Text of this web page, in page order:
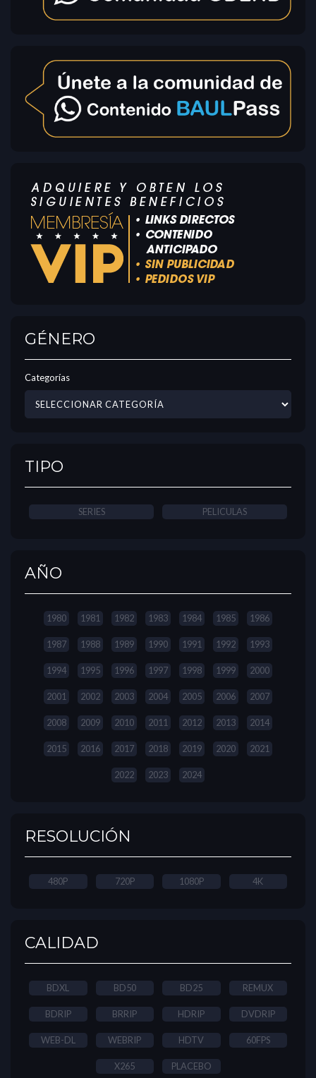
GÉNERO
Categorías
TIPO
SERIES PELICULAS
AÑO
1980 1981 1982 1983 1984 1985 1986
1987 1988 1989 1990 1991 1992 1993
1994 1995 1996 1997 1998 1999 2000
2001 2002 2003 2004 2005 2006 2007
2008 2009 2010 2011 2012 2013 2014
2015 2016 2017 2018 2019 2020 2021
2022 2023 2024
RESOLUCIÓN
480P 720P 1080P 4K
CALIDAD
BDXL BD50 BD25 REMUX
BDRIP BRRIP HDRIP DVDRIP
WEB-DL WEBRIP HDTV 60FPS
X265 PLACEBO